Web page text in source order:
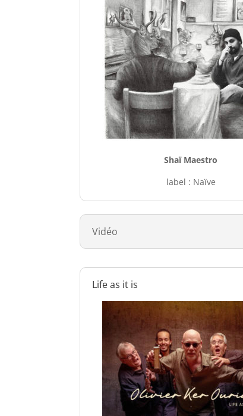
Shaï Maestro
label : Naïve
Vidéo
Life as it is